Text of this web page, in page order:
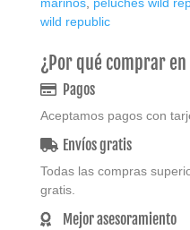
marinos, peluches wild
wild republic
¿Por qué comprar en
Pagos
Aceptamos pagos con
Envíos gratis
Todas las compras
gratis.
Mejor asesoramiento